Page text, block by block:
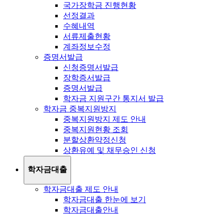
국가장학금 진행현황
선정결과
수혜내역
서류제출현황
계좌정보수정
증명서발급
신청증명서발급
장학증서발급
증명서발급
학자금 지원구간 통지서 발급
학자금 중복지원방지
중복지원방지 제도 안내
중복지원현황 조회
분할상환약정신청
상환유예 및 채무승인 신청
학자금대출
학자금대출 제도 안내
학자금대출 한눈에 보기
학자금대출안내